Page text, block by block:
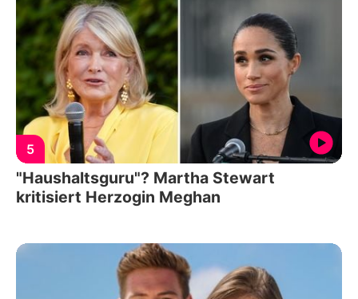
5
"Haushaltsguru"? Martha Stewart
kritisiert Herzogin Meghan